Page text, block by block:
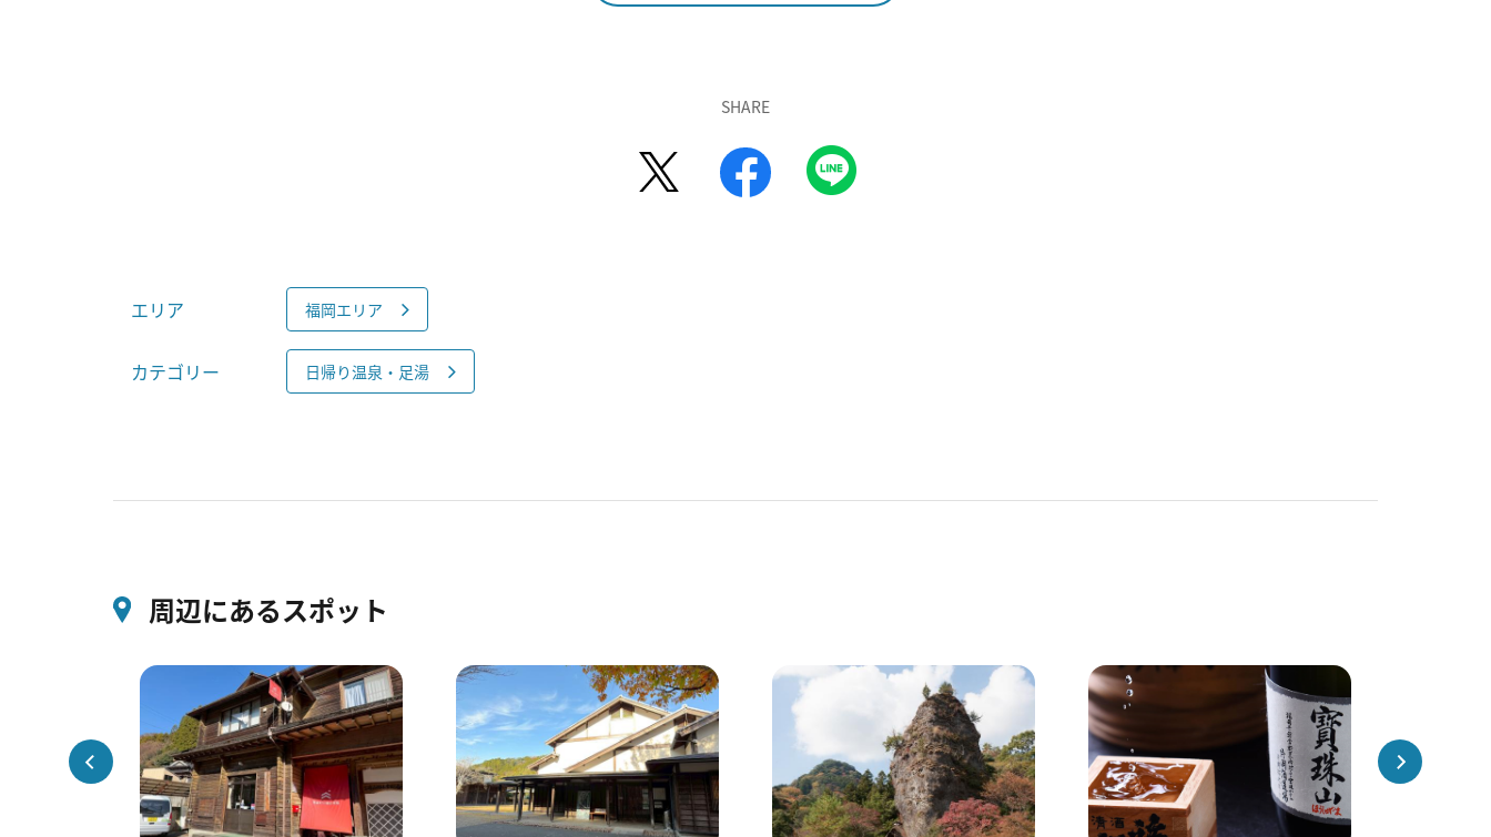
SHARE
エリア 福岡エリア
カテゴリー 日帰り温泉・足湯
周辺にあるスポット